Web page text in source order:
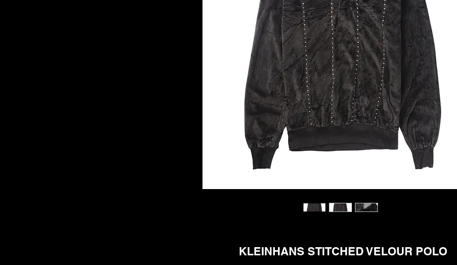
KLEINHANS STITCHED VELOUR POLO